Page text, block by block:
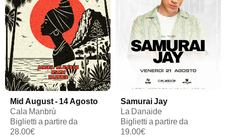
Mid August - 14 Agosto
Cala Manbrù
Biglietti a partire da
28.00€
Samurai Jay
La Danaide
Biglietti a partire da
19.00€